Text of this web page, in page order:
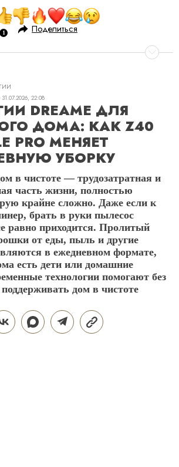
Поделиться
31.07.2026, 22:08
DREAME ДЛЯ
ДОМА: КАК Z40
PRO МЕНЯЕТ
УБОРКУ
в чистоте — трудозатратная и
часть жизни, полностью
крайне сложно. Даже если к
брать в руки пылесос
равно приходится. Пролитый
от еды, пыль и другие
в ежедневном формате,
есть дети или домашние
технологии помогают без
дом в чистоте